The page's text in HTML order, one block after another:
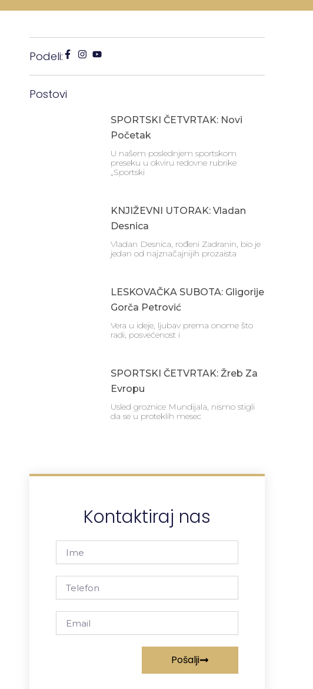
Podeli:
Postovi
SPORTSKI ČETVRTAK: Novi
Početak
U našem poslednjem sportskom
preseku u okviru redovne rubrike
„Sportski
KNJIŽEVNI UTORAK: Vladan
Desnica
Vladan Desnica, rođeni Zadranin, bio je
jedan od najznačajnijih prozaista
LESKOVAČKA SUBOTA: Gligorije
Gorča Petrović
Vera u ideje, ljubav prema onome što
radi, posvećenost i
SPORTSKI ČETVRTAK: Žreb Za
Evropu
Usled groznice Mundijala, nismo stigli
da se u proteklih mesec
Kontaktiraj nas
Ime
Telefon
Email
Pošalji